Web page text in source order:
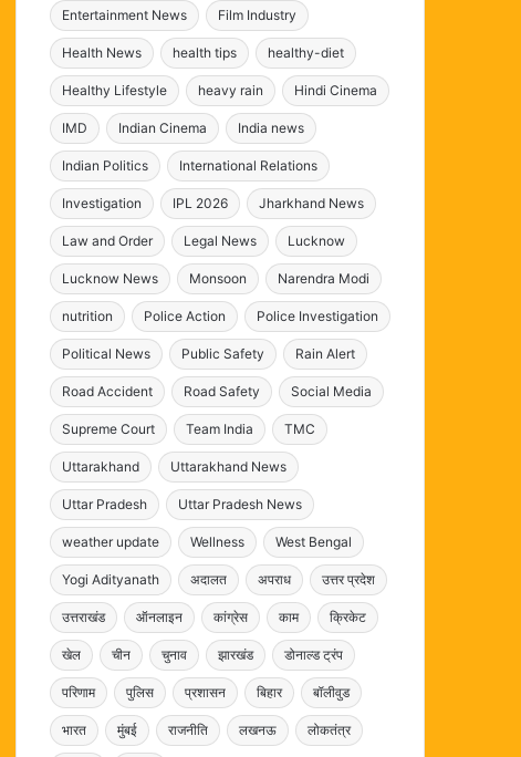
Entertainment News Film Industry
Health News health tips healthy-diet
Healthy Lifestyle heavy rain Hindi Cinema
IMD Indian Cinema India news
Indian Politics International Relations
Investigation IPL 2026 Jharkhand News
Law and Order Legal News Lucknow
Lucknow News Monsoon Narendra Modi
nutrition Police Action Police Investigation
Political News Public Safety Rain Alert
Road Accident Road Safety Social Media
Supreme Court Team India TMC
Uttarakhand Uttarakhand News
Uttar Pradesh Uttar Pradesh News
weather update Wellness West Bengal
Yogi Adityanath अदालत अपराध उत्तर प्रदेश
उत्तराखंड ऑनलाइन कांग्रेस काम क्रिकेट
खेल चीन चुनाव झारखंड डोनाल्ड ट्रंप
परिणाम पुलिस प्रशासन बिहार बॉलीवुड
भारत मुंबई राजनीति लखनऊ लोकतंत्र